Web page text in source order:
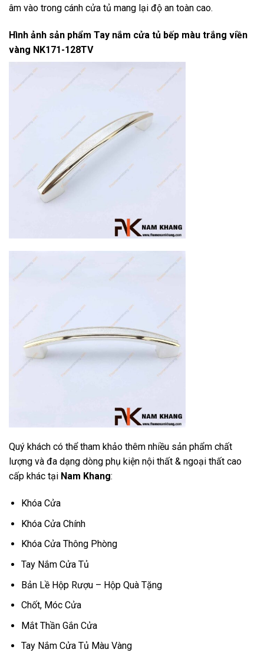
âm vào trong cánh cửa tủ mang lại độ an toàn cao.
Hình ảnh sản phẩm Tay nắm cửa tủ bếp màu trắng viền
vàng NK171-128TV
Quý khách có thể tham khảo thêm nhiều sản phẩm chất
lượng và đa dạng dòng phụ kiện nội thất & ngoại thất cao
cấp khác tại Nam Khang:
Khóa Cửa
Khóa Cửa Chính
Khóa Cửa Thông Phòng
Tay Nắm Cửa Tủ
Bản Lề Hộp Rượu – Hộp Quà Tặng
Chốt, Móc Cửa
Mắt Thần Gắn Cửa
Tay Nắm Cửa Tủ Màu Vàng